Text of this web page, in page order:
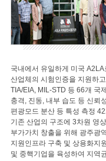
국내에서 유일하게 미국
산업체의 시험인증을 지원하
TIA/EIA, MIL-STD 등 66개 국
충격, 진동, 내부 습도 등 신뢰
편광모드 분산 등 특성 측정
기존 산업의 구조에 3차원 영
부가가치 창출을 위해 광주광
지원인프라 구축 및 상용화지
및 중핵기업을 육성하여 지역